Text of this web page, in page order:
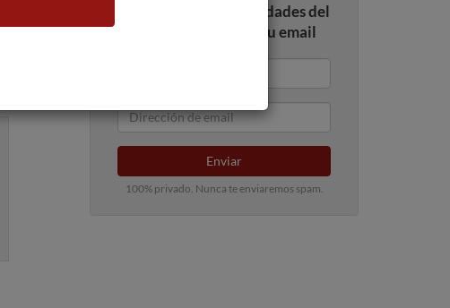
Recibe todas las novedades del
mundo del vino en tu email
Enviar
100% privado. Nunca te enviaremos spam.